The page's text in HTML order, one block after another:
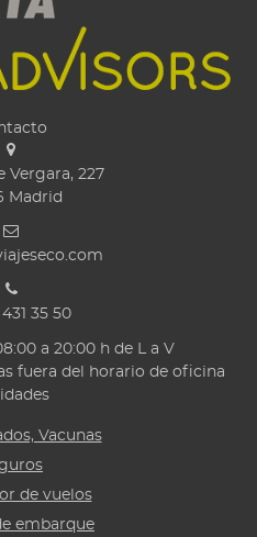
Vergara, 227
Madrid
35 50
a 20:00 h de L a V
fuera del horario de oficina
Vacunas
de vuelos
embarque